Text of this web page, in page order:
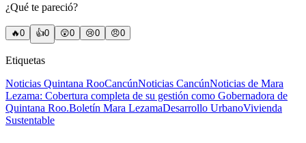
¿Qué te pareció?
🔥0 👍0 😲0 😢0 😠0
Etiquetas
Noticias Quintana RooCancúnNoticias CancúnNoticias de Mara
Lezama: Cobertura completa de su gestión como Gobernadora de
Quintana Roo.Boletín Mara LezamaDesarrollo UrbanoVivienda
Sustentable